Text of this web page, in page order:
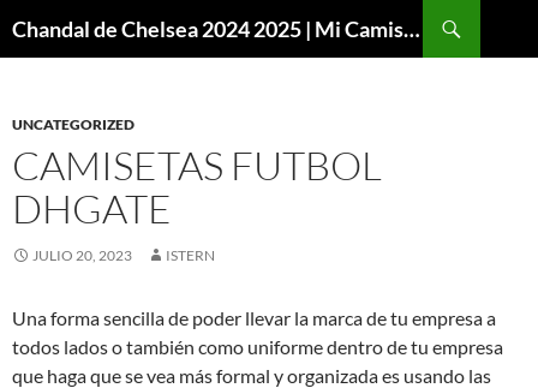
Chandal de Chelsea 2024 2025 | Mi Camiseta Futbol
UNCATEGORIZED
CAMISETAS FUTBOL
DHGATE
JULIO 20, 2023 ISTERN
Una forma sencilla de poder llevar la marca de tu empresa a
todos lados o también como uniforme dentro de tu empresa
que haga que se vea más formal y organizada es usando las